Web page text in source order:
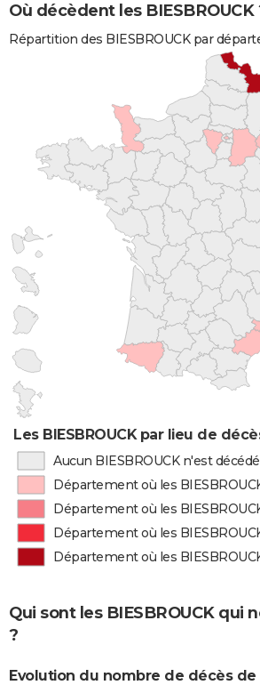
Où décèdent les BIESBROUCK
Répartition des BIESBROUCK par
Les BIESBROUCK par lieu de
Aucun BIESBROUCK n'est
Département où les
Département où les
Département où les
Département où les
Qui sont les BIESBROUCK qui
?
Evolution du nombre de décès de